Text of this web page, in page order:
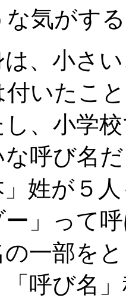
気がす
、小さ
付いたこ
、小学
呼び名
」姓が５
」って
一部を
呼び名